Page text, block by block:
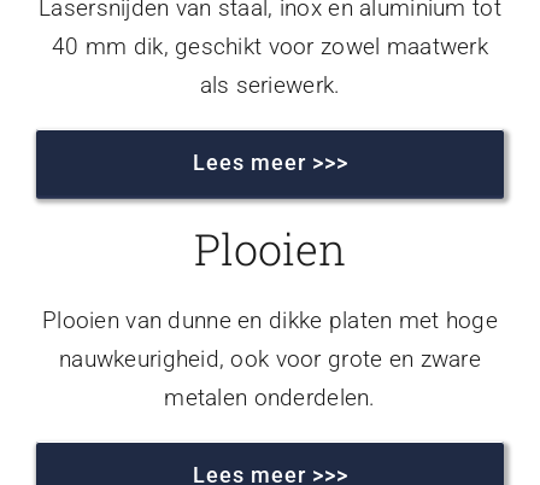
Lasersnijden van staal, inox en aluminium tot
40 mm dik, geschikt voor zowel maatwerk
als seriewerk.
Lees meer >>>
Plooien
Plooien van dunne en dikke platen met hoge
nauwkeurigheid, ook voor grote en zware
metalen onderdelen.
Lees meer >>>